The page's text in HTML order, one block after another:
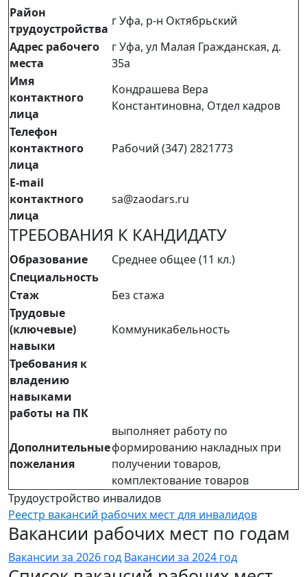
Район
трудоустройства
г Уфа, р-н Октябрьский
Адрес рабочего
места
г Уфа, ул Малая Гражданская, д.
35а
Имя
контактного
лица
Кондрашева Вера
Константиновна, Отдел кадров
Телефон
контактного
лица
Рабочий (347) 2821773
E-mail
контактного
лица
sa@zaodars.ru
ТРЕБОВАНИЯ К КАНДИДАТУ
Образование
Среднее общее (11 кл.)
Специальность
Стаж
Без стажа
Трудовые
(ключевые)
навыки
Коммуникабельность
Требования к
владению
навыками
работы на ПК
Дополнительные
пожелания
выполняет работу по
формированию накладных при
получении товаров,
комплектование товаров
Трудоустройство инвалидов
Реестр вакансий рабочих мест для инвалидов
Вакансии рабочих мест по годам
Вакансии за 2026 год Вакансии за 2024 год